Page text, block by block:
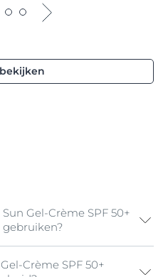
Gel-Crème SPF 50+
Crème SPF 50+ is
Crème SPF 50+